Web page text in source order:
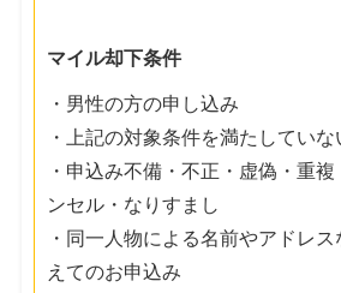
マイル却下条件
・男性の方の申し込み
・上記の対象条件を満たしていな
・申込み不備・不正・虚偽・重
ンセル・なりすまし
・同一人物による名前やアドレ
えてのお申込み